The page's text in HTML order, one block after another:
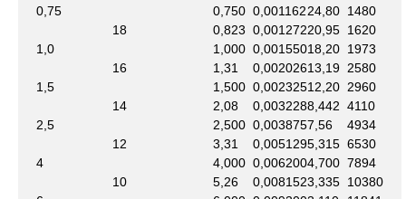
0,75
0,750 0,00116224,80 1480
18
0,823 0,00127220,95 1620
1,0
1,000 0,00155018,20 1973
16
1,31 0,00202613,19 2580
1,5
1,500 0,00232512,20 2960
14
2,08 0,0032288,442 4110
2,5
2,500 0,0038757,56
4934
12
3,31 0,0051295,315 6530
4
4,000 0,0062004,700 7894
10
5,26 0,0081523,335 10380